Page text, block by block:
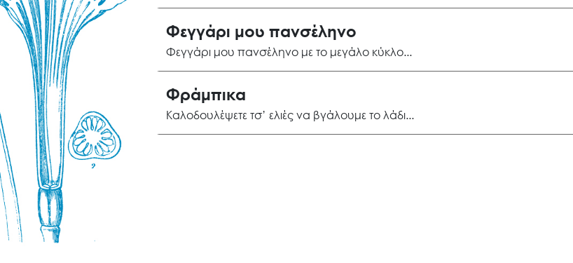
Έργα
Φεγγάρι μου πανσέληνο
Φεγγάρι μου πανσέληνο με το μεγάλο κύκλο
Φράμπικα
Καλοδουλέψετε τσ’ ελιές να βγάλουμε το λάδι